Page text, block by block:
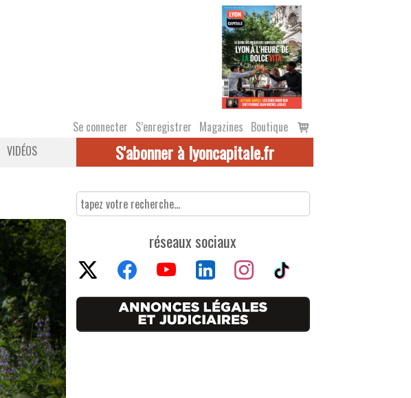
Se connecter S’enregistrer Magazines Boutique
Voir
le
VIDÉOS S'abonner à lyoncapitale.fr
réseaux sociaux